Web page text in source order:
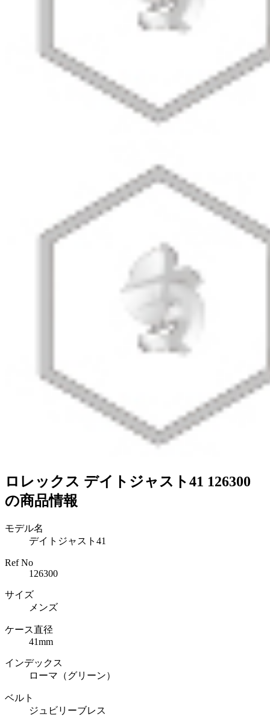
ロレックス デイトジャスト41 126300
の商品情報
モデル名
デイトジャスト41
Ref No
126300
サイズ
メンズ
ケース直径
41mm
インデックス
ローマ（グリーン）
ベルト
ジュビリーブレス